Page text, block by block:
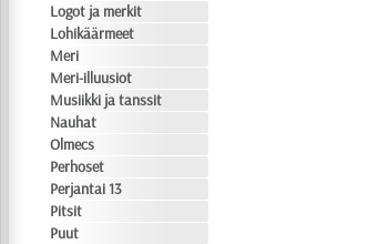
Logot ja merkit
Lohikäärmeet
Meri
Meri-illuusiot
Musiikki ja tanssit
Nauhat
Olmecs
Perhoset
Perjantai 13
Pitsit
Puut